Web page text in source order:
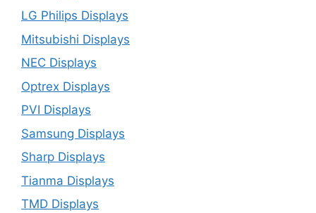
LG Philips Displays
Mitsubishi Displays
NEC Displays
Optrex Displays
PVI Displays
Samsung Displays
Sharp Displays
Tianma Displays
TMD Displays